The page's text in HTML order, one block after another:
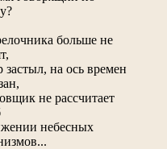
больше не
застыл, на ось времен
не рассчитает
небесных